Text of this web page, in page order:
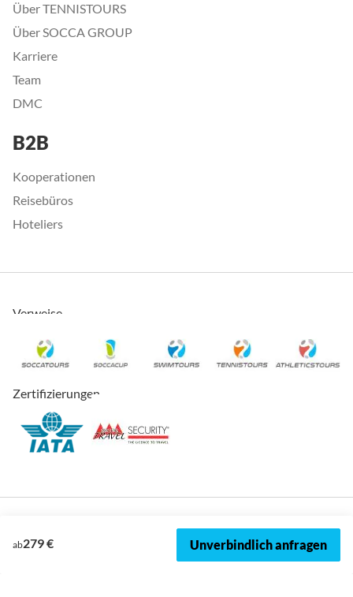
ab279 € Unverbindlich anfragen
Über TENNISTOURS
Über SOCCA GROUP
Karriere
Team
DMC
B2B
Kooperationen
Reisebüros
Hoteliers
Verweise
Zertifizierungen